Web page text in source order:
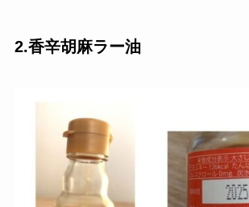
2.香辛胡麻ラー油